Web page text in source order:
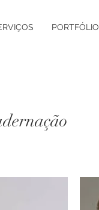
PORTFÓLIO